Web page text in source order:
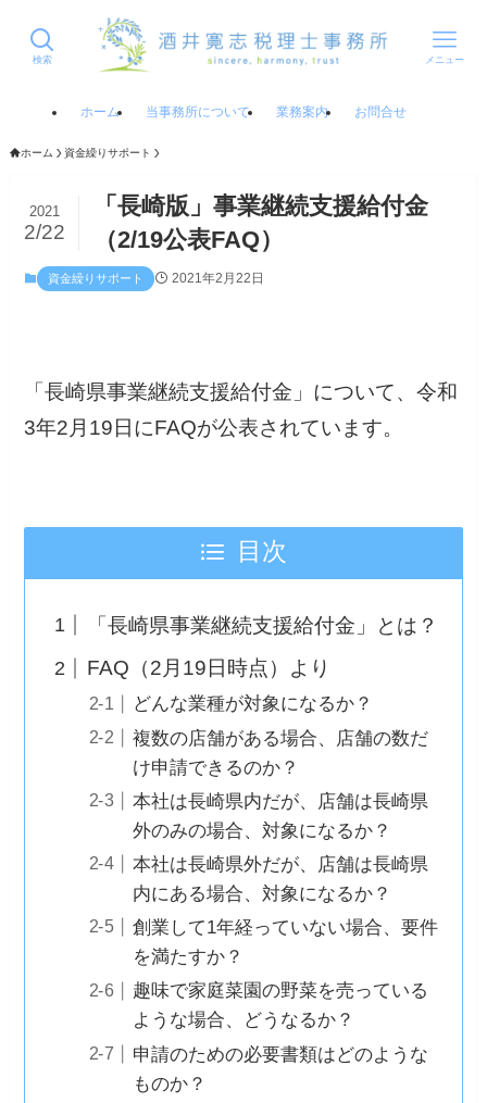
検索 メニュー
ホーム 当事務所について 業務案内 お問合せ
ホーム 資金繰りサポート
「長崎版」事業継続支援給付金
（2/19公表FAQ）
2021
2/22
資金繰りサポート 2021年2月22日
「長崎県事業継続支援給付金」について、令和
3年2月19日にFAQが公表されています。
目次
「長崎県事業継続支援給付金」とは？
FAQ（2月19日時点）より
どんな業種が対象になるか？
複数の店舗がある場合、店舗の数だ
け申請できるのか？
本社は長崎県内だが、店舗は長崎県
外のみの場合、対象になるか？
本社は長崎県外だが、店舗は長崎県
内にある場合、対象になるか？
創業して1年経っていない場合、要件
を満たすか？
趣味で家庭菜園の野菜を売っている
ような場合、どうなるか？
申請のための必要書類はどのような
ものか？